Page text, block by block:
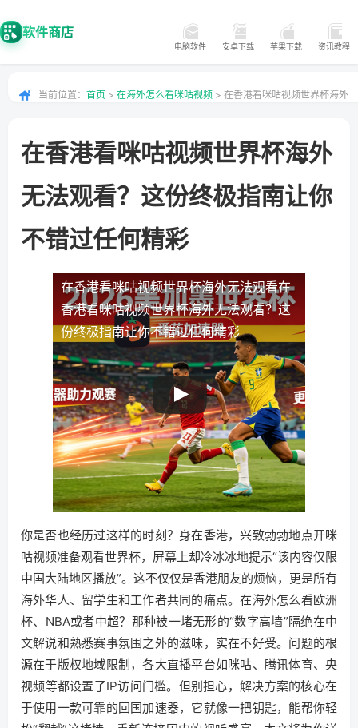
软件商店
电脑软件 安卓下载 苹果下载 资讯教程
当前位置： 首页 > 在海外怎么看咪咕视频 > 在香港看咪咕视频世界杯海外
在香港看咪咕视频世界杯海外
无法观看？这份终极指南让你
不错过任何精彩
在香港看咪咕视频世界杯海外无法观看在
香港看咪咕视频世界杯海外无法观看？这
份终极指南让你不错过任何精彩
你是否也经历过这样的时刻？身在香港，兴致勃勃地点开咪
咕视频准备观看世界杯，屏幕上却冷冰冰地提示“该内容仅限
中国大陆地区播放”。这不仅仅是香港朋友的烦恼，更是所有
海外华人、留学生和工作者共同的痛点。在海外怎么看欧洲
杯、NBA或者中超？那种被一堵无形的“数字高墙”隔绝在中
文解说和熟悉赛事氛围之外的滋味，实在不好受。问题的根
源在于版权地域限制，各大直播平台如咪咕、腾讯体育、央
视频等都设置了IP访问门槛。但别担心，解决方案的核心在
于使用一款可靠的回国加速器，它就像一把钥匙，能帮你轻